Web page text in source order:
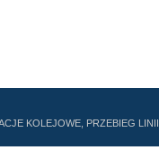
KOLEJOWE, PRZEBIEG LINII